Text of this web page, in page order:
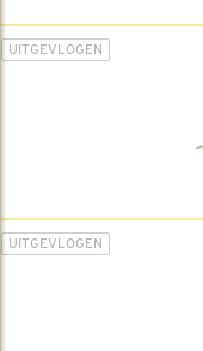
UITGEVLOGEN
UITGEVLOGEN